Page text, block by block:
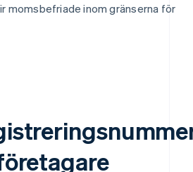
momsbefriade inom gränserna för